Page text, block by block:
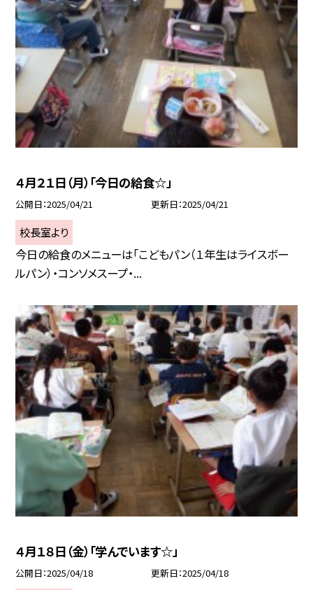
４月２１日（月）「今日の給食☆」
公開日 2025/04/21 更新日 2025/04/21
校長室より
今日の給食のメニューは「こどもパン（１年生はライスボー
ルパン）・コンソメスープ・...
４月１８日（金）「学んでいます☆」
公開日 2025/04/18 更新日 2025/04/18